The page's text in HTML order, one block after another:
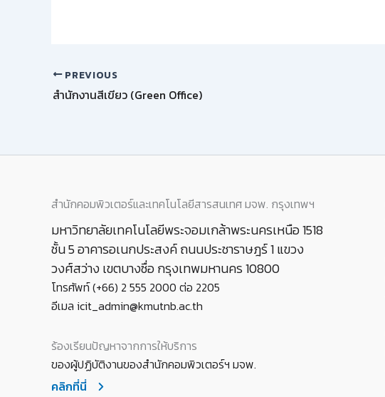
PREVIOUS
สำนักงานสีเขียว (Green Office)
สำนักคอมพิวเตอร์และเทคโนโลยีสารสนเทศ มจพ. กรุงเทพฯ
มหาวิทยาลัยเทคโนโลยีพระจอมเกล้าพระนครเหนือ 1518
ชั้น 5 อาคารอเนกประสงค์ ถนนประชาราษฎร์ 1 แขวง
วงศ์สว่าง เขตบางซื่อ กรุงเทพมหานคร 10800
โทรศัพท์ (+66) 2 555 2000 ต่อ 2205
อีเมล icit_admin@kmutnb.ac.th
ร้องเรียนปัญหาจากการให้บริการ
ของผู้ปฏิบัติงานของสำนักคอมพิวเตอร์ฯ มจพ.
คลิกที่นี่